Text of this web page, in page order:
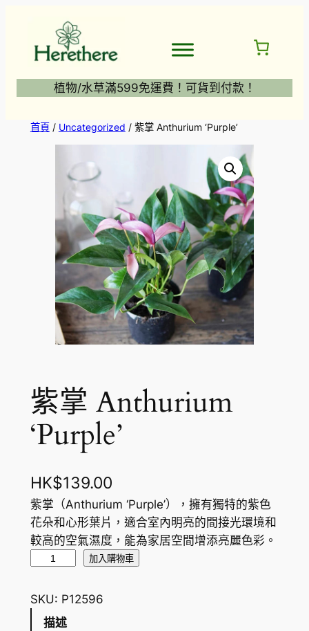
植物/水草滿599免運費！可貨到付款！
首頁/ Uncategorized / 紫掌 Anthurium ‘Purple’
紫掌 Anthurium
‘Purple’
HK$139.00
紫掌（Anthurium ‘Purple’），擁有獨特的紫色
花朵和心形葉片，適合室內明亮的間接光環境和
較高的空氣濕度，能為家居空間增添亮麗色彩。
A
n
加入購物車
SKU: P12596
描述